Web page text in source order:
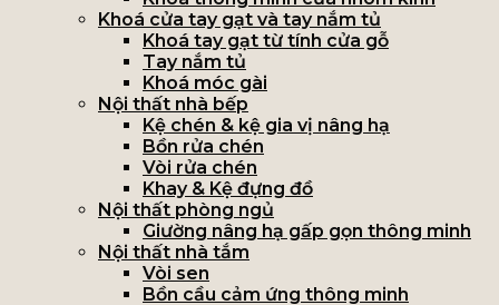
Khoá cửa tay gạt và tay nắm tủ
Khoá tay gạt từ tính cửa gỗ
Tay nắm tủ
Khoá móc gài
Nội thất nhà bếp
Kệ chén & kệ gia vị nâng hạ
Bồn rửa chén
Vòi rửa chén
Khay & Kệ đựng đồ
Nội thất phòng ngủ
Giường nâng hạ gấp gọn thông minh
Nội thất nhà tắm
Vòi sen
Bồn cầu cảm ứng thông minh